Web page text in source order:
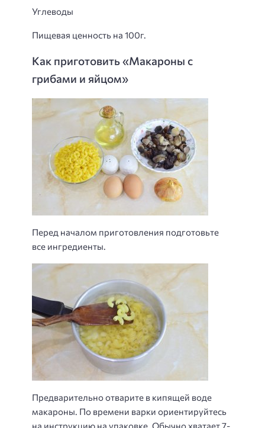
Углеводы
Пищевая ценность на 100г.
Как приготовить «Макароны с
грибами и яйцом»
Перед началом приготовления подготовьте
все ингредиенты.
Предварительно отварите в кипящей воде
макароны. По времени варки ориентируйтесь
на инструкцию на упаковке. Обычно хватает 7-